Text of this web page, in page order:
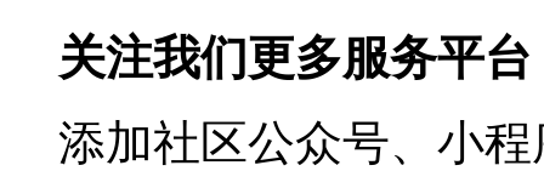
关注我们更多服务平台
添加社区公众号、小